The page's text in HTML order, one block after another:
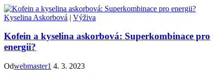
Kyselina Askorbová | Výživa
Kofein a kyselina askorbová: Superkombinace pro
energii?
Odwebmaster1 4. 3. 2023